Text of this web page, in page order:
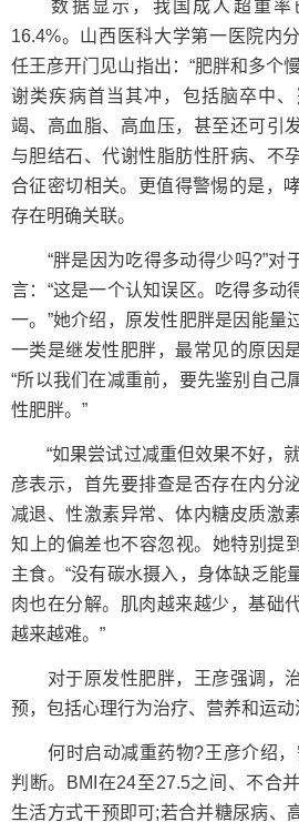
数据显示，我国成人超重率
16.4%。山西医科大学第一医院内
任王彦开门见山指出：“肥胖和多个
谢类疾病首当其冲，包括脑卒中
竭、高血脂、高血压，甚至还可引
与胆结石、代谢性脂肪性肝病、不
合征密切相关。更值得警惕的是，
存在明确关联。
“胖是因为吃得多动得少吗?”对
言：“这是一个认知误区。吃得多动
一。”她介绍，原发性肥胖是因能量
一类是继发性肥胖，最常见的原因
“所以我们在减重前，要先鉴别自己
性肥胖。”
“如果尝试过减重但效果不好，就
彦表示，首先要排查是否存在内分
减退、性激素异常、体内糖皮质激
知上的偏差也不容忽视。她特别
主食。“没有碳水摄入，身体缺乏能
肉也在分解。肌肉越来越少，基础
越来越难。”
对于原发性肥胖，王彦强调，治
预，包括心理行为治疗、营养和运动
何时启动减重药物?王彦介绍，
判断。BMI在24至27.5之间、不合
生活方式干预即可;若合并糖尿病、